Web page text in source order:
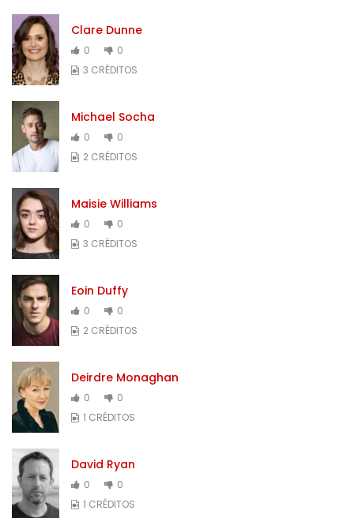
Clare Dunne
0
0
3 CRÉDITOS
Michael Socha
0
0
2 CRÉDITOS
Maisie Williams
0
0
3 CRÉDITOS
Eoin Duffy
0
0
2 CRÉDITOS
Deirdre Monaghan
0
0
1 CRÉDITOS
David Ryan
0
0
1 CRÉDITOS